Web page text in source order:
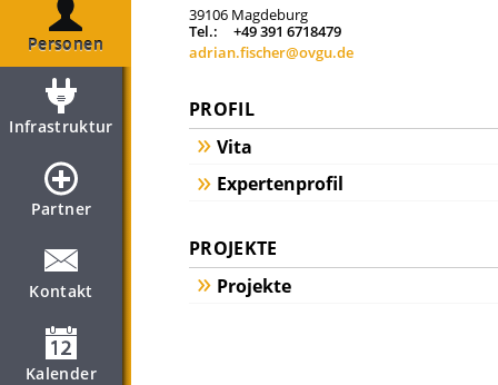
Personen
Infrastruktur
Partner
Kontakt
Kalender
39106 Magdeburg
Tel.:
+49 391 6718479
adrian.fischer@ovgu.de
PROFIL
Vita
Expertenprofil
PROJEKTE
Projekte